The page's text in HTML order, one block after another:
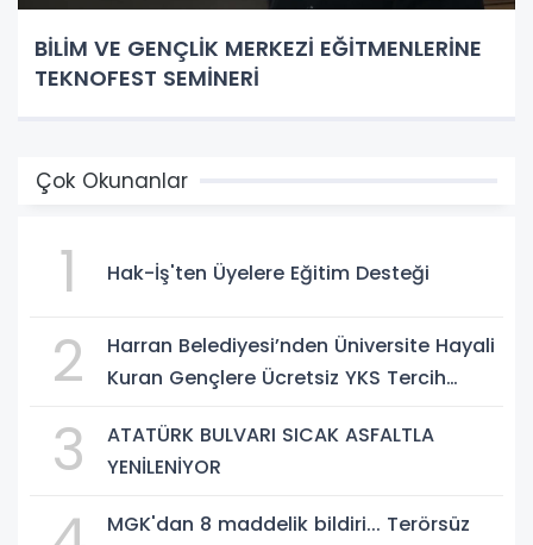
BİLİM VE GENÇLİK MERKEZİ EĞİTMENLERİNE
TEKNOFEST SEMİNERİ
Çok Okunanlar
1 Hak-İş'ten Üyelere Eğitim Desteği
2
Harran Belediyesi’nden Üniversite Hayali
Kuran Gençlere Ücretsiz YKS Tercih
3
ATATÜRK BULVARI SICAK ASFALTLA
YENİLENİYOR
MGK'dan 8 maddelik bildiri... Terörsüz